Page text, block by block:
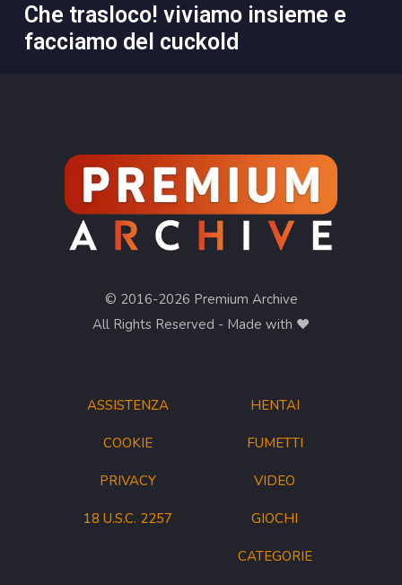
che trasloco! viviamo insieme e
facciamo del cuckold
ASSISTENZA
COOKIE
PRIVACY
18 U.S.C. 2257
© 2016-2026 Premium Archive
All Rights Reserved - Made with ❤︎
HENTAI
FUMETTI
VIDEO
GIOCHI
CATEGORIE